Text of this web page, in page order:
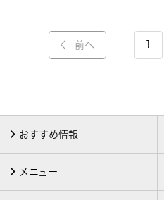
前へ
おすすめ情報
メニュー